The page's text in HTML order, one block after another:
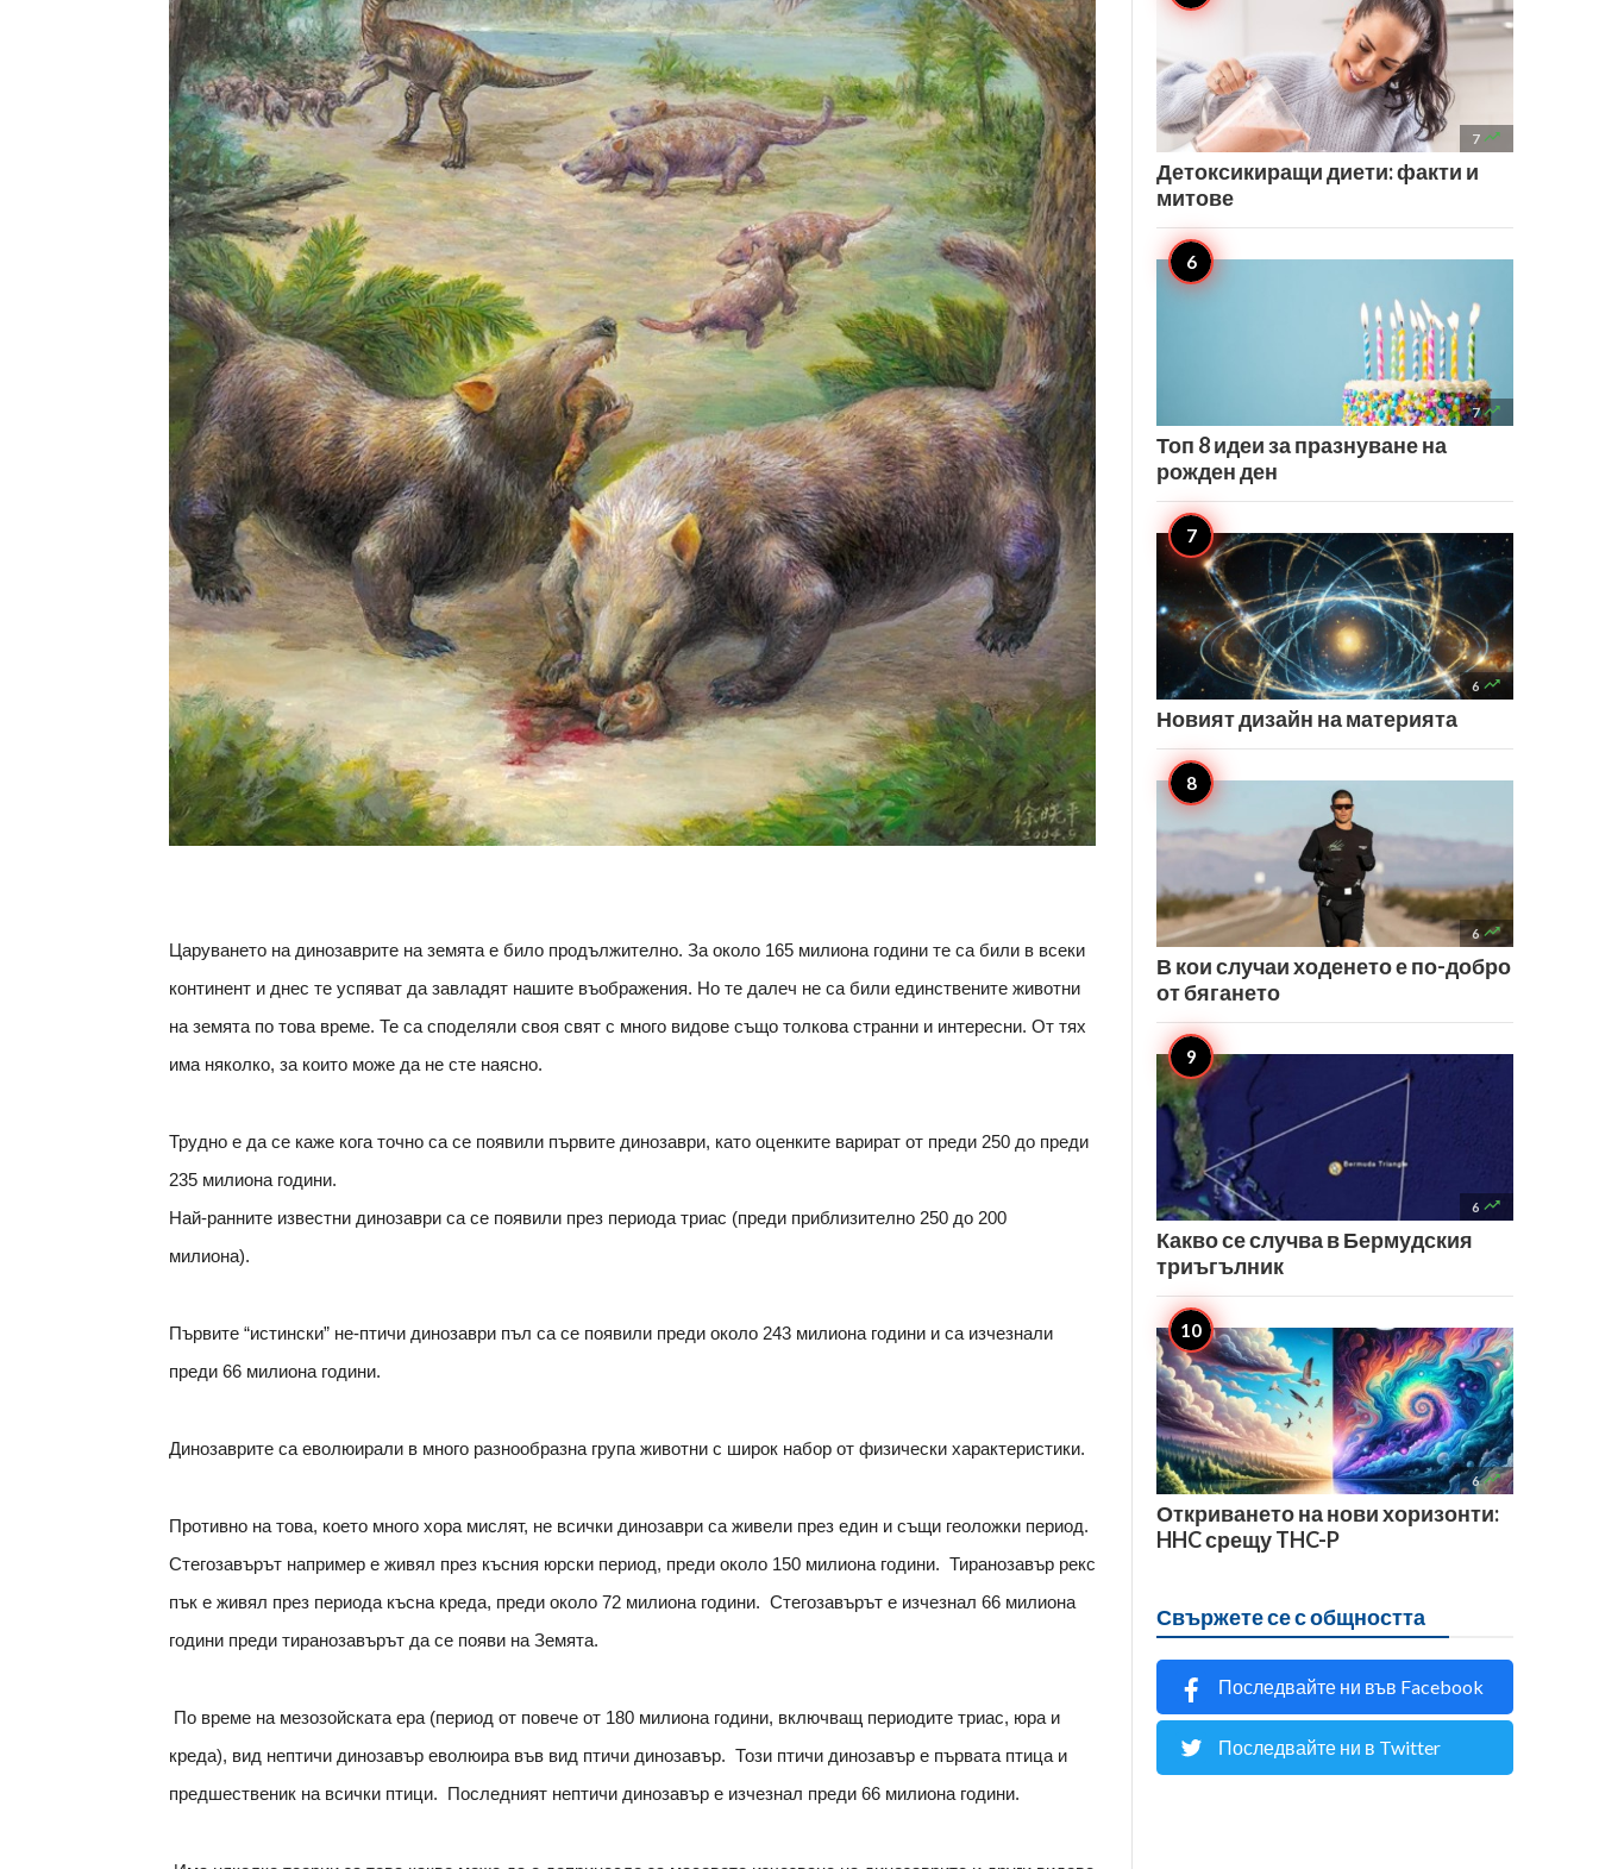
Царуването на динозаврите на земята е било продължително. За около 165 милиона години те са били в всеки
континент и днес те успяват да завладят нашите въображения. Но те далеч не са били единствените животни
на земята по това време. Те са споделяли своя свят с много видове също толкова странни и интересни. От тях
има няколко, за които може да не сте наясно.
Трудно е да се каже кога точно са се появили първите динозаври, като оценките варират от преди 250 до преди
235 милиона години.
Най-ранните известни динозаври са се появили през периода триас (преди приблизително 250 до 200
милиона).
Първите “истински” не-птичи динозаври пъл са се появили преди около 243 милиона години и са изчезнали
преди 66 милиона години.
Динозаврите са еволюирали в много разнообразна група животни с широк набор от физически характеристики.
Противно на това, което много хора мислят, не всички динозаври са живели през един и същи геоложки период.
Стегозавърът например е живял през късния юрски период, преди около 150 милиона години. Тиранозавър рекс
пък е живял през периода късна креда, преди около 72 милиона години. Стегозавърът е изчезнал 66 милиона
години преди тиранозавърът да се появи на Земята.
По време на мезозойската ера (период от повече от 180 милиона години, включващ периодите триас, юра и
креда), вид нептичи динозавър еволюира във вид птичи динозавър. Този птичи динозавър е първата птица и
предшественик на всички птици. Последният нептичи динозавър е изчезнал преди 66 милиона години.
7 
Детоксикиращи диети: факти и
митове
7 
Топ 8 идеи за празнуване на
рожден ден
6 
Новият дизайн на материята
6 
В кои случаи ходенето е по-добро
от бягането
6 
Какво се случва в Бермудския
триъгълник
6 
Откриването на нови хоризонти:
HHC срещу THC-P
Свържете се с общността
Последвайте ни във Facebook
Последвайте ни в Twitter